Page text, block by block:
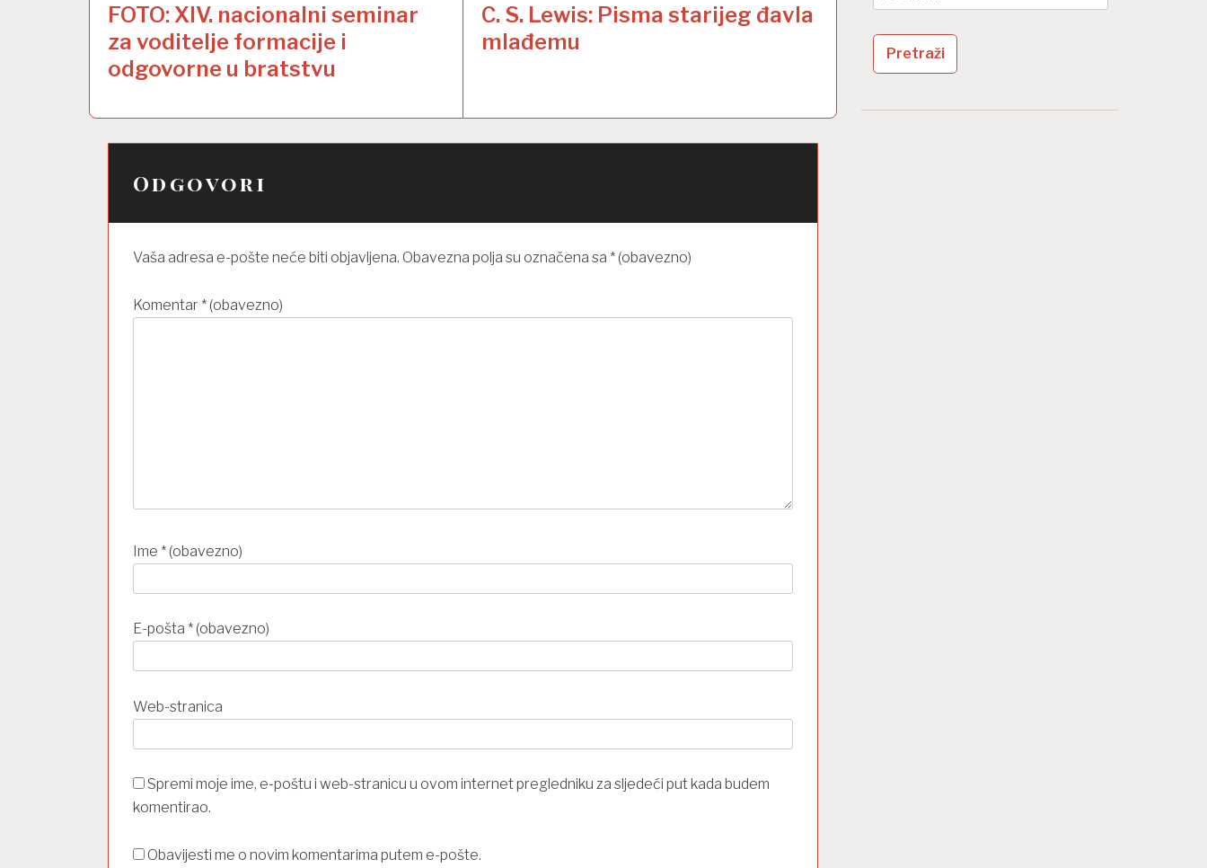
a
FOTO: XIV. nacionalni seminar
za voditelje formacije i
odgovorne u bratstvu
C. S. Lewis: Pisma starijeg đavla
mlađemu
Odgovori
Vaša adresa e-pošte neće biti objavljena. Obavezna polja su označena sa * (obavezno)
Komentar * (obavezno)
Ime * (obavezno)
E-pošta * (obavezno)
Web-stranica
Spremi moje ime, e-poštu i web-stranicu u ovom internet pregledniku za sljedeći put kada budem
komentirao.
Obavijesti me o novim komentarima putem e-pošte.